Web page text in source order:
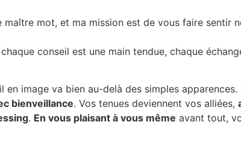
maître mot, et ma mission est de vous faire sentir
conseil est une main tendue, chaque
en image va bien au-delà des simples apparences.
bienveillance. Vos tenues deviennent vos alliées,
. En vous plaisant à vous même avant tout,